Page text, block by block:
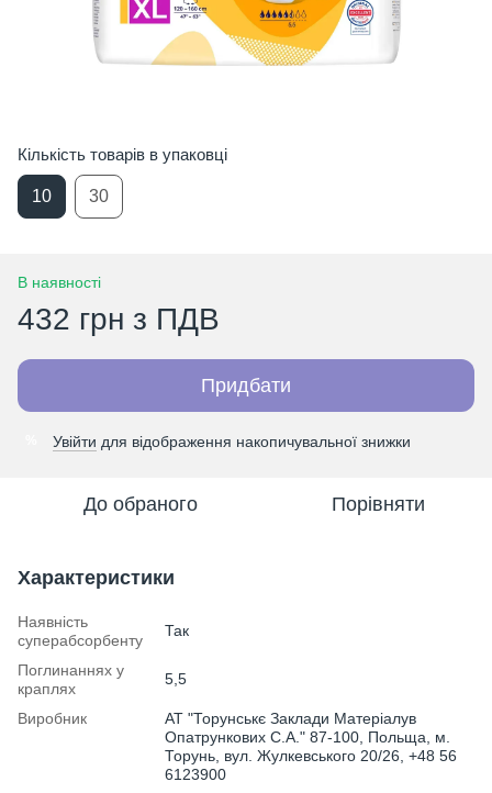
Кількість товарів в упаковці
10 30
В наявності
432 грн з ПДВ
Придбати
Увійти для відображення накопичувальної знижки
До обраного Порівняти
Характеристики
Наявність
суперабсорбенту
Так
Поглинаннях у
краплях
5,5
Виробник
АТ "Торунськє Заклади Матеріалув
Опатрункових С.А." 87-100, Польща, м.
Торунь, вул. Жулкевського 20/26, +48 56
6123900